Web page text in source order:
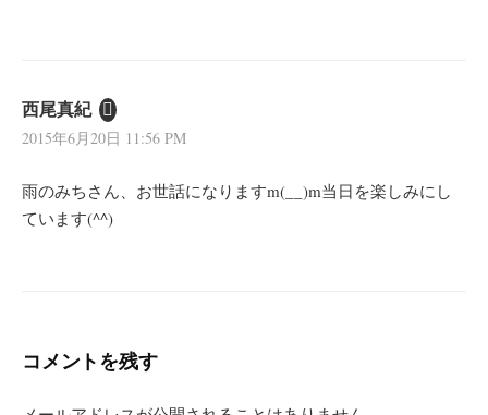
西尾真紀
2015年6月20日 11:56 PM
雨のみちさん、お世話になりますm(__)m当日を楽しみにし
ています(^^)
コメントを残す